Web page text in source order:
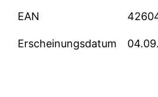
EAN
Erscheinungsdatum